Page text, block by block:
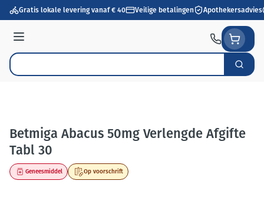
Ga naar de inhoud
Gratis lokale levering vanaf € 40 Veilige betalingen Apothekersadvies
Menu
Product, merk, categorie... Zoek
Betmiga Abacus 50mg Verlengde Afgifte
Tabl 30
Op voorschrift
Geneesmiddel